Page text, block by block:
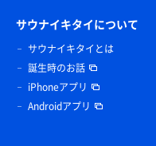
サウナイキタイについて
サウナイキタイとは
誕生時のお話
iPhoneアプリ
Androidアプリ